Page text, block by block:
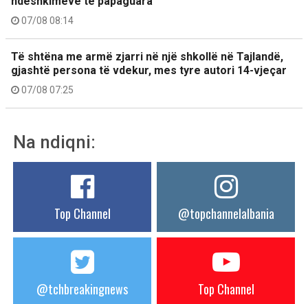
07/08 08:14
Të shtëna me armë zjarri në një shkollë në Tajlandë,
gjashtë persona të vdekur, mes tyre autori 14-vjeçar
07/08 07:25
Na ndiqni:
Top Channel @topchannelalbania
@tchbreakingnews Top Channel